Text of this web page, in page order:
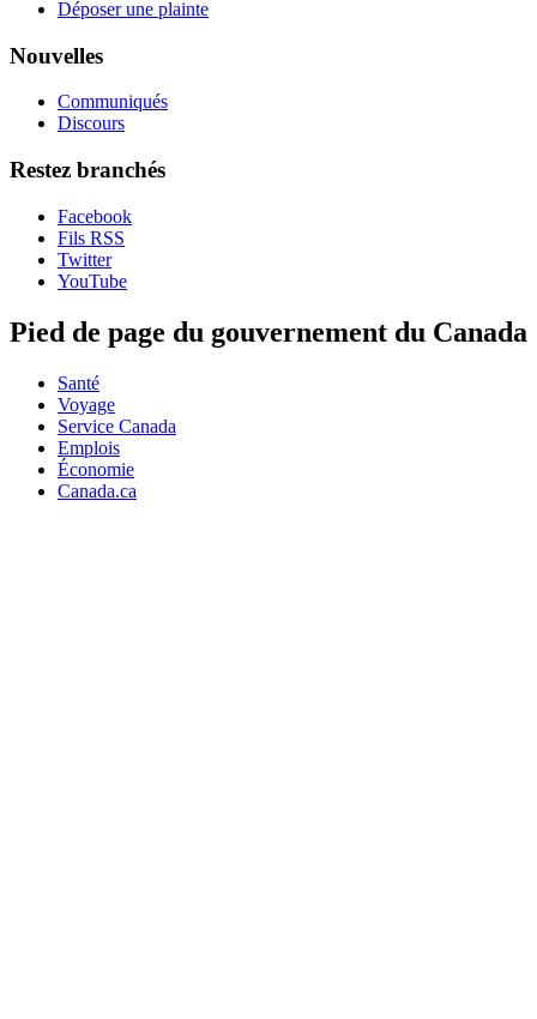
Déposer une plainte
Nouvelles
Communiqués
Discours
Restez branchés
Facebook
Fils RSS
Twitter
YouTube
Pied de page du gouvernement du Canada
Santé
Voyage
Service Canada
Emplois
Économie
Canada.ca